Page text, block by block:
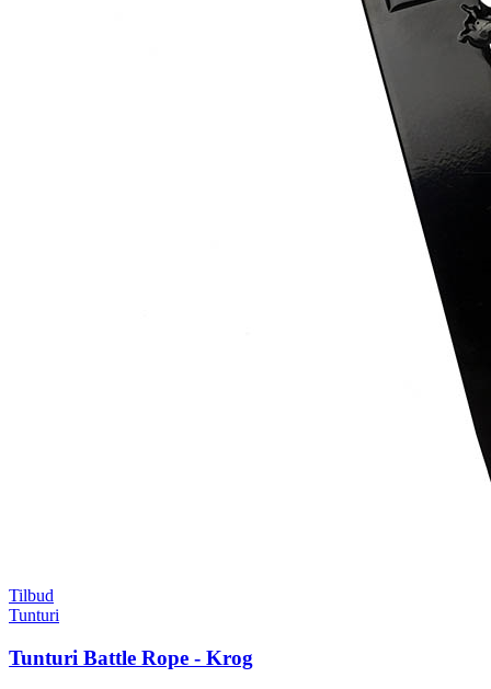
Tilbud
Tunturi
Tunturi Battle Rope - Krog